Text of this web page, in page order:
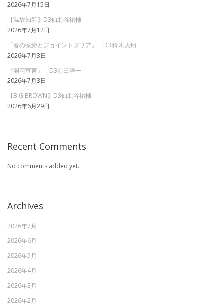
ン
2026年7月15日
【温故知新】D3仙北谷祐輔
2026年7月12日
「春の茶鱒とジョイントダリア」 D3 鈴木大翔
2026年7月3日
『開花宣言』 D3前田洋一
2026年7月3日
【BIG BROWN】D3仙北谷祐輔
2026年6月29日
Recent Comments
No comments added yet.
Archives
2026年7月
2026年6月
2026年5月
2026年4月
2026年3月
2026年2月